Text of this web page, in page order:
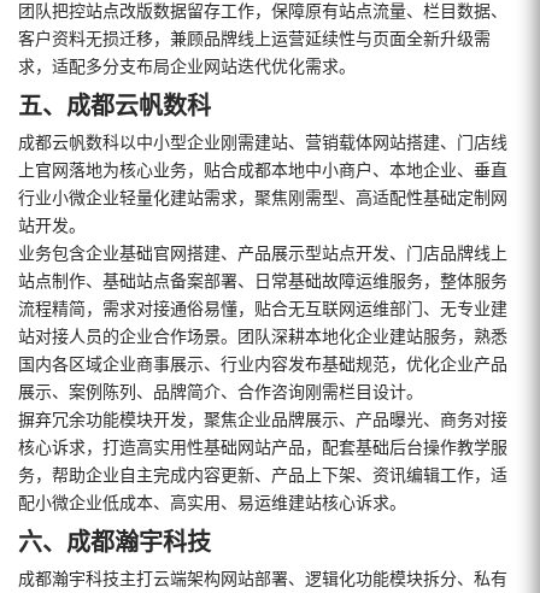
团队把控站点改版数据留存工作，保障原有站点流量、栏目数据、
客户资料无损迁移，兼顾品牌线上运营延续性与页面全新升级需
求，适配多分支布局企业网站迭代优化需求。
五、成都云帆数科
成都云帆数科以中小型企业刚需建站、营销载体网站搭建、门店线
上官网落地为核心业务，贴合成都本地中小商户、本地企业、垂直
行业小微企业轻量化建站需求，聚焦刚需型、高适配性基础定制网
站开发。
业务包含企业基础官网搭建、产品展示型站点开发、门店品牌线上
站点制作、基础站点备案部署、日常基础故障运维服务，整体服务
流程精简，需求对接通俗易懂，贴合无互联网运维部门、无专业建
站对接人员的企业合作场景。团队深耕本地化企业建站服务，熟悉
国内各区域企业商事展示、行业内容发布基础规范，优化企业产品
展示、案例陈列、品牌简介、合作咨询刚需栏目设计。
摒弃冗余功能模块开发，聚焦企业品牌展示、产品曝光、商务对接
核心诉求，打造高实用性基础网站产品，配套基础后台操作教学服
务，帮助企业自主完成内容更新、产品上下架、资讯编辑工作，适
配小微企业低成本、高实用、易运维建站核心诉求。
六、成都瀚宇科技
成都瀚宇科技主打云端架构网站部署、逻辑化功能模块拆分、私有